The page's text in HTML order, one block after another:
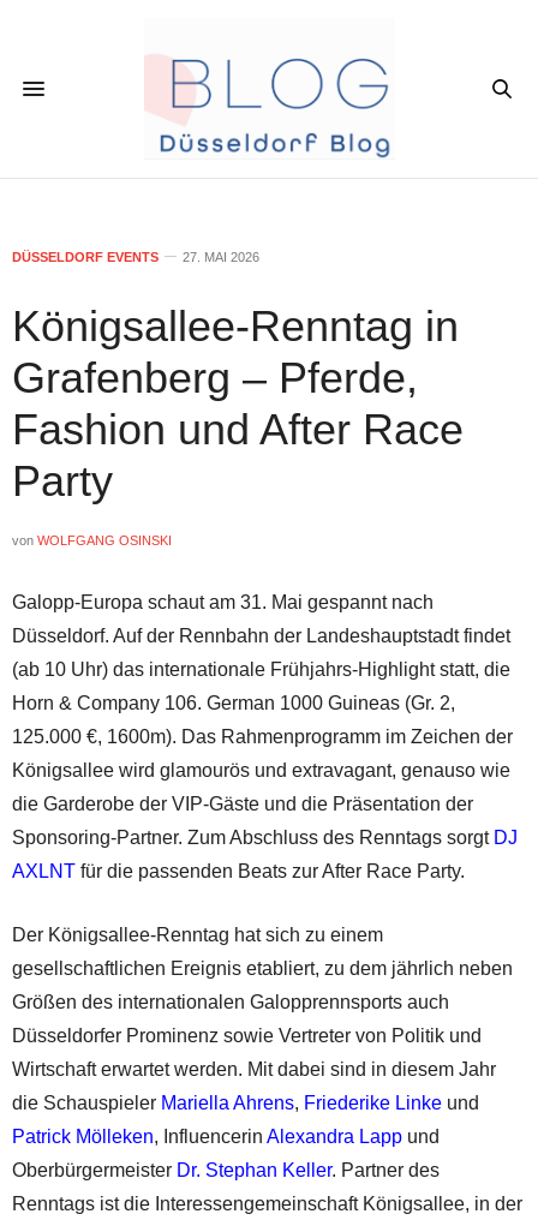
DÜSSELDORF EVENTS 27. MAI 2026
Königsallee-Renntag in
Grafenberg – Pferde,
Fashion und After Race
Party
von WOLFGANG OSINSKI
Galopp-Europa schaut am 31. Mai gespannt nach
Düsseldorf. Auf der Rennbahn der Landeshauptstadt findet
(ab 10 Uhr) das internationale Frühjahrs-Highlight statt, die
Horn & Company 106. German 1000 Guineas (Gr. 2,
125.000 €, 1600m). Das Rahmenprogramm im Zeichen der
Königsallee wird glamourös und extravagant, genauso wie
die Garderobe der VIP-Gäste und die Präsentation der
Sponsoring-Partner. Zum Abschluss des Renntags sorgt DJ
AXLNT für die passenden Beats zur After Race Party.
Der Königsallee-Renntag hat sich zu einem
gesellschaftlichen Ereignis etabliert, zu dem jährlich neben
Größen des internationalen Galopprennsports auch
Düsseldorfer Prominenz sowie Vertreter von Politik und
Wirtschaft erwartet werden. Mit dabei sind in diesem Jahr
die Schauspieler Mariella Ahrens, Friederike Linke und
Patrick Mölleken, Influencerin Alexandra Lapp und
Oberbürgermeister Dr. Stephan Keller. Partner des
Renntags ist die Interessengemeinschaft Königsallee, in der